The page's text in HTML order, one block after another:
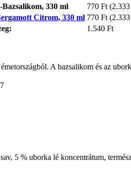
330 ml 770 Ft
Citrom, 330 ml 770 Ft
1.540 Ft
A bazsalikom és az
5 % uborka lé koncentrátum,